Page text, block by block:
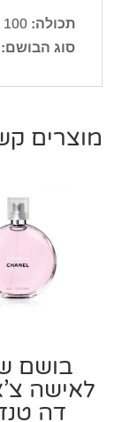
תכולה: 100 מ”ל
סוג הבושם:
מוצרים
בושם
לאישה
דה